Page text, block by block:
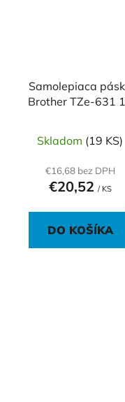
Samolepiaca
Brother TZe-631
Skladom (19 KS)
€16,68 bez DPH
€20,52 / KS
DO KOŠÍKA